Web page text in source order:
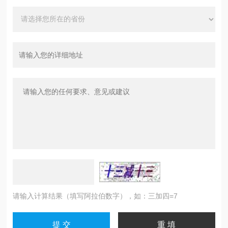
请输入计算结果（填写阿拉伯数字），如：三加四=7